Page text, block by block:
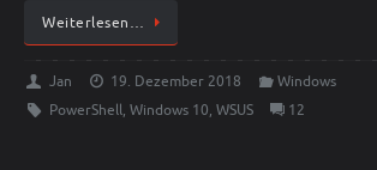
Weiterlesen…
Jan 19. Dezember 2018
Windows
PowerShell, Windows 10, WSUS 12